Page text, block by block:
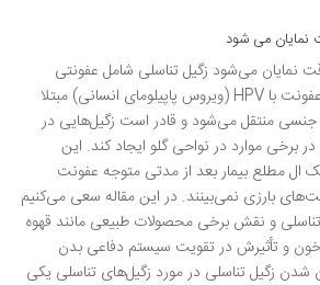
نمایان می شود
نمایان می‌شود زگیل تناسلی شامل عفونتی
ویروسی است که به علت عفونت با HPV (ویروس پاپیلومای انسانی) مبتلا
منتقل می‌شود و قادر است زگیل‌هایی در
برخی موارد در نواحی گلو ایجاد کند. این
ال مطلع بیمار بعد از مدتی متوجه عفونت
بارزی نمی‌بینند. در این مقاله سعی می‌کنیم
و نقش برخی محصولات طبیعی مانند قهوه
و تأثیرش در تقویت سیستم دفاعی بدن
شدن زگیل تناسلی در مورد زگیل‌های تناسلی یکی